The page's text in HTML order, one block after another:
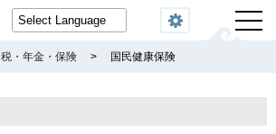
閲覧機能
税・年金・保険 > 国民健康保険